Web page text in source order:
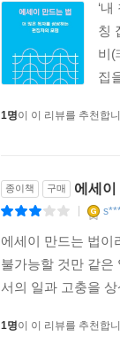
‘
칭
비(
집
1명이 이 리뷰를 추천합
종이책 구매 에세이
에세이 만드는 법이
불가능할 것만 같은
서의 일과 고충을
1명이 이 리뷰를 추천합